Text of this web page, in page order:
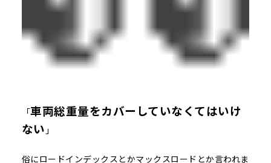
「車両総重量をカバーしていなくてはいけ
ない 」
俗にロードインデックスとかマックスロードとか言われま